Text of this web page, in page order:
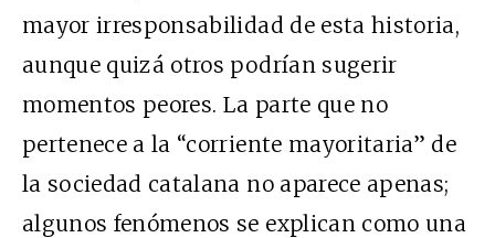
mayor irresponsabilidad de esta historia,
aunque quizá otros podrían sugerir
momentos peores. La parte que no
pertenece a la “corriente mayoritaria” de
la sociedad catalana no aparece apenas;
algunos fenómenos se explican como una